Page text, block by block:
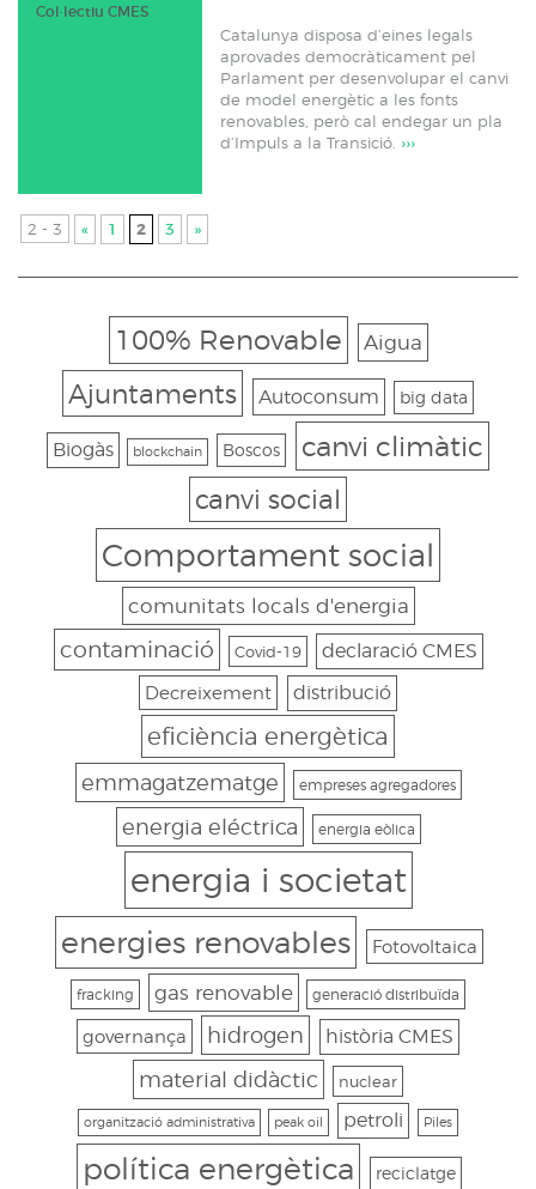
Col·lectiu CMES
Catalunya disposa d’eines legals
aprovades democràticament pel
Parlament per desenvolupar el canvi
de model energètic a les fonts
renovables, però cal endegar un pla
d’Impuls a la Transició. ›››
2 - 3 « 1 2 3 »
100% Renovable Aigua
Ajuntaments Autoconsum big data
Biogàs blockchain Boscos canvi climàtic
canvi social
Comportament social
comunitats locals d'energia
contaminació Covid-19
declaració CMES
Decreixement
distribució
eficiència energètica
emmagatzematge empreses agregadores
energia eléctrica energia eòlica
energia i societat
energies renovables Fotovoltaica
fracking gas renovable generació distribuïda
governança hidrogen història CMES
material didàctic nuclear
organització administrativa peak oil petroli Piles
política energètica reciclatge